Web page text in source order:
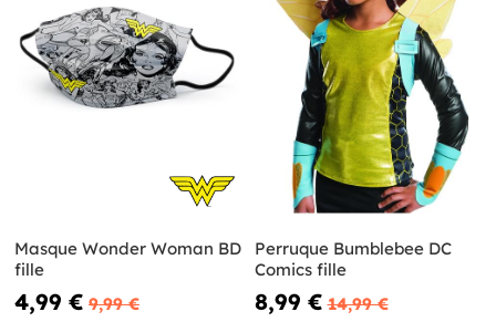
Masque Wonder Woman BD
fille
4,99 € 9,99 €
Perruque Bumblebee DC
Comics fille
8,99 € 14,99 €